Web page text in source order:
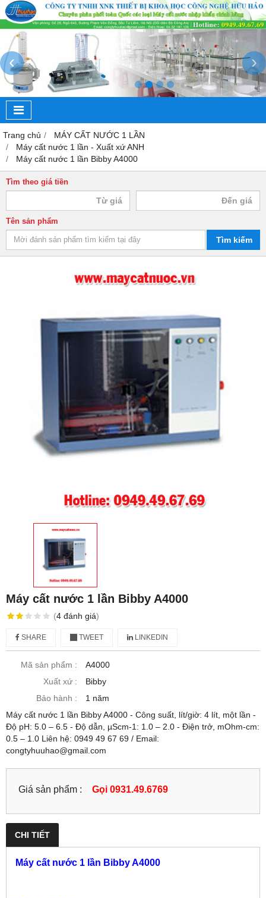
‹ ›
Trang chủ
MÁY CẤT NƯỚC 1 LẦN
Máy cất nước 1 lần - Xuất xứ ANH
Máy cất nước 1 lần Bibby A4000
Tìm theo giá tiền
Tên sản phẩm
Tìm kiếm
Máy cất nước 1 lần Bibby A4000
(4 đánh giá)
SHARE TWEET LINKEDIN
Mã sản phẩm :
A4000
Xuất xứ :
Bibby
Bảo hành :
1 năm
Máy cất nước 1 lần Bibby A4000 - Công suất, lít/giờ: 4 lít, một lần -
Độ pH: 5.0 – 6.5 - Độ dẫn, µScm-1: 1.0 – 2.0 - Điện trở, mOhm-cm:
0.5 – 1.0 Liên hệ: 0949 49 67 69 / Email:
congtyhuuhao@gmail.com
Giá sản phẩm : Gọi 0931.49.6769
CHI TIẾT
Máy cất nước 1 lần Bibby A4000